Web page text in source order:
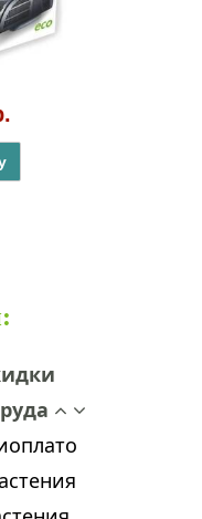
: